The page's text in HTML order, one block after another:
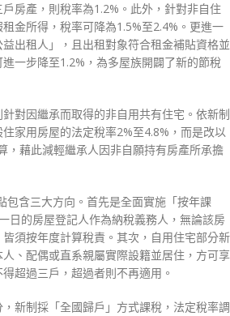
房產，則稅率為1.2%。此外，針對非自住
金所得，稅率可降為1.5%至2.4%。更進一
出租人」，且出租對象符合租金補貼資格並
進一步降至1.2%，為多屋族開闢了新的節稅
對因繼承而取得的非自用共有住宅。依新制
家用房屋的法定稅率2%至4.8%，而是改以
，藉此減輕繼承人因非自願持有房產所承擔
包含三大方向。首先是全面實施「按年課
日的房屋登記人作為納稅義務人，無論該房
須按年度計算稅責。其次，自用住宅部分新
、配偶或直系親屬實際設籍並居住，方可享
超過三戶，超過者則不再適用。
新制採「全國歸戶」方式課稅，法定稅率調